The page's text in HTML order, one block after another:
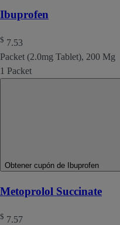
Ibuprofen
$ 7.53
Packet (2.0mg Tablet), 200 Mg
1 Packet
Obtener cupón de Ibuprofen
Metoprolol Succinate
$ 7.57